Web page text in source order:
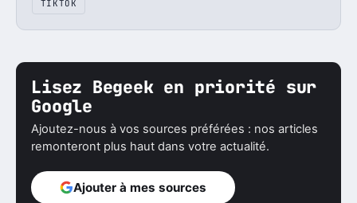
TIKTOK
Lisez Begeek en priorité sur
Google
Ajoutez-nous à vos sources préférées : nos articles
remonteront plus haut dans votre actualité.
Ajouter à mes sources